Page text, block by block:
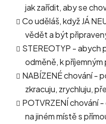
jak zařídit, aby se
Co uděláš, když JÁ
vědět a být
STEREOTYP - abych
odměně, k příjemným
NABÍZENÉ chování -
zkracuju, zrychluju,
POTVRZENÍ chování
na jiném místě s